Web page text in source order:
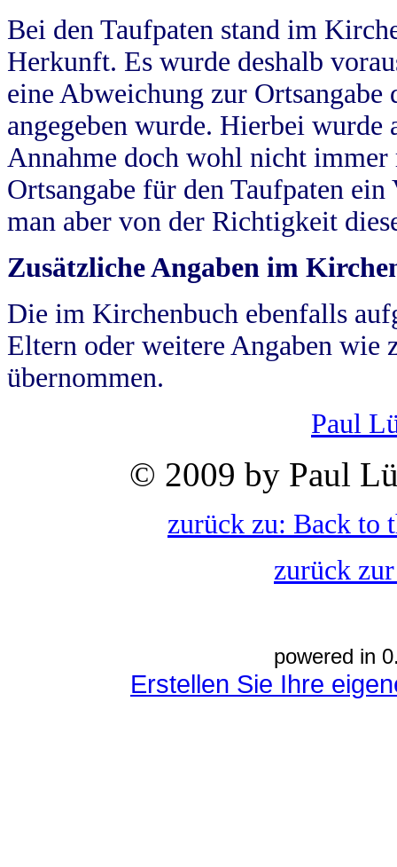
Bei den Taufpaten stand im
Herkunft. Es wurde deshalb
eine Abweichung zur
angegeben wurde. Hierbei wurde
Annahme doch wohl nicht
Ortsangabe für den Taufpaten
man aber von der Richtigkeit
Zusätzliche Angaben im
Die im Kirchenbuch ebenfalls
Eltern oder weitere Angaben wie
übernommen.
Paul
© 2009 by Paul
zurück zu: Back to
zurück
powered in
Erstellen Sie Ihre